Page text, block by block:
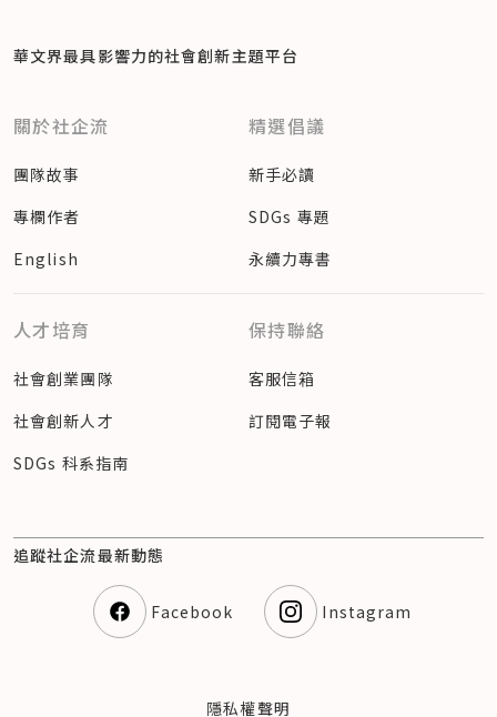
華文界最具影響力的社會創新主題平台
關於社企流
團隊故事
專欄作者
English
精選倡議
新手必讀
SDGs 專題
永續力專書
人才培育
社會創業團隊
社會創新人才
SDGs 科系指南
保持聯絡
客服信箱
訂閱電子報
追蹤社企流最新動態
Facebook Instagram
隱私權聲明